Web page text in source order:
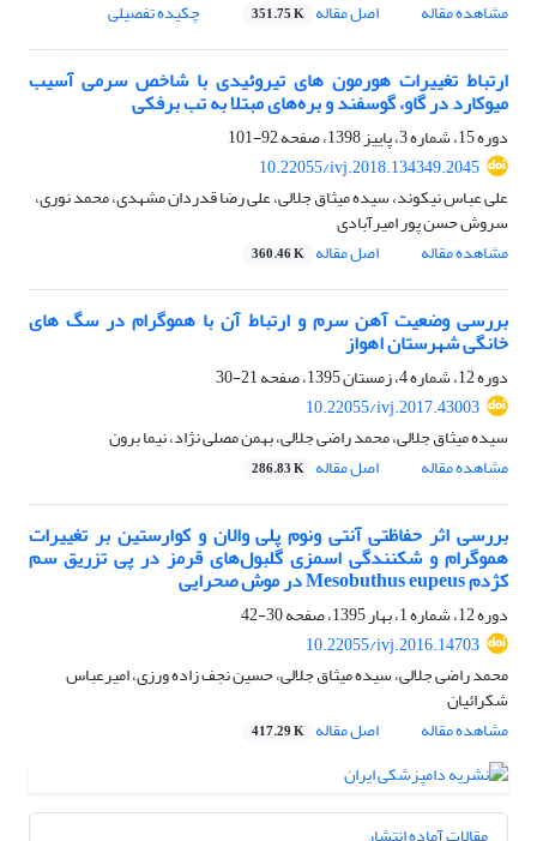
مشاهده مقاله اصل مقاله 351.75 K چکیده تفصیلی
ارتباط تغییرات هورمون های تیروئیدی با شاخص سرمی آسیب
میوکارد در گاو، گوسفند و بره‌های مبتلا به تب برفکی
دوره 15، شماره 3، پاییز 1398، صفحه
92-101
10.22055/ivj.2018.134349.2045
علی عباس نیکوند، سیده میثاق جلالی، علی رضا قدردان مشهدی، محمد نوری،
سروش حسن پور امیرآبادی
مشاهده مقاله
اصل مقاله 360.46 K
بررسی وضعیت آهن سرم و ارتباط آن با هموگرام در سگ های
خانگی شهرستان اهواز
دوره 12، شماره 4، زمستان 1395، صفحه
21-30
10.22055/ivj.2017.43003
سیده میثاق جلالی، محمد راضی جلالی، بهمن مصلی نژاد، نیما برون
مشاهده مقاله
اصل مقاله 286.83 K
بررسی اثر حفاظتی آنتی ونوم پلی والان و کوارستین بر تغییرات
هموگرام و شکنندگی اسمزی گلبول‌های قرمز در پی تزریق سم
کژدم Mesobuthus eupeus در موش صحرایی
دوره 12، شماره 1، بهار 1395، صفحه
30-42
10.22055/ivj.2016.14703
محمد راضی جلالی، سیده میثاق جلالی، حسین نجف زاده ورزی، امیرعباس
شکرائیان
مشاهده مقاله
اصل مقاله 417.29 K